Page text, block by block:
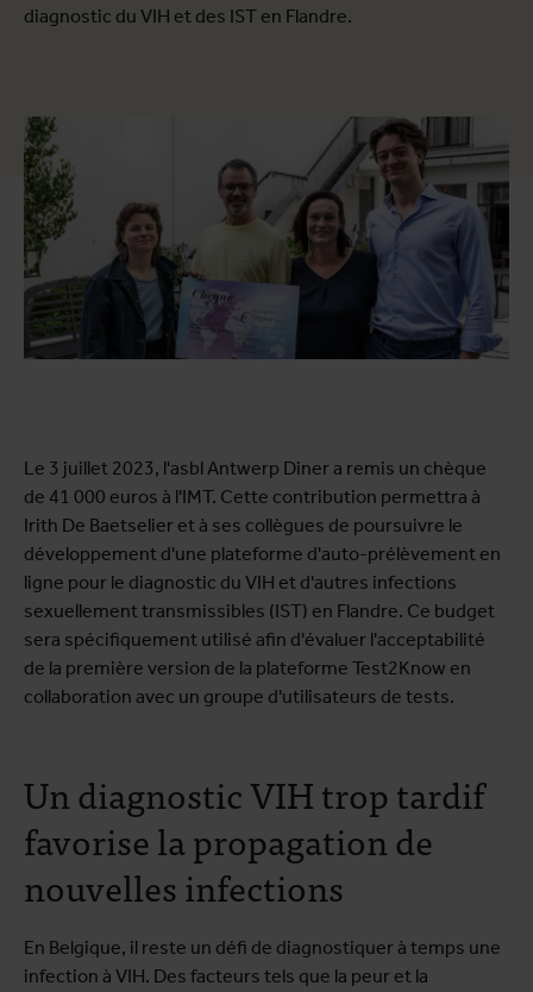
diagnostic du VIH et des IST en Flandre.
Le 3 juillet 2023, l'asbl Antwerp Diner a remis un chèque
de 41 000 euros à l'IMT. Cette contribution permettra à
Irith De Baetselier et à ses collègues de poursuivre le
développement d'une plateforme d'auto-prélèvement en
ligne pour le diagnostic du VIH et d'autres infections
sexuellement transmissibles (IST) en Flandre. Ce budget
sera spécifiquement utilisé afin d'évaluer l'acceptabilité
de la première version de la plateforme Test2Know en
collaboration avec un groupe d'utilisateurs de tests.
Un diagnostic VIH trop tardif
favorise la propagation de
nouvelles infections
En Belgique, il reste un défi de diagnostiquer à temps une
infection à VIH. Des facteurs tels que la peur et la